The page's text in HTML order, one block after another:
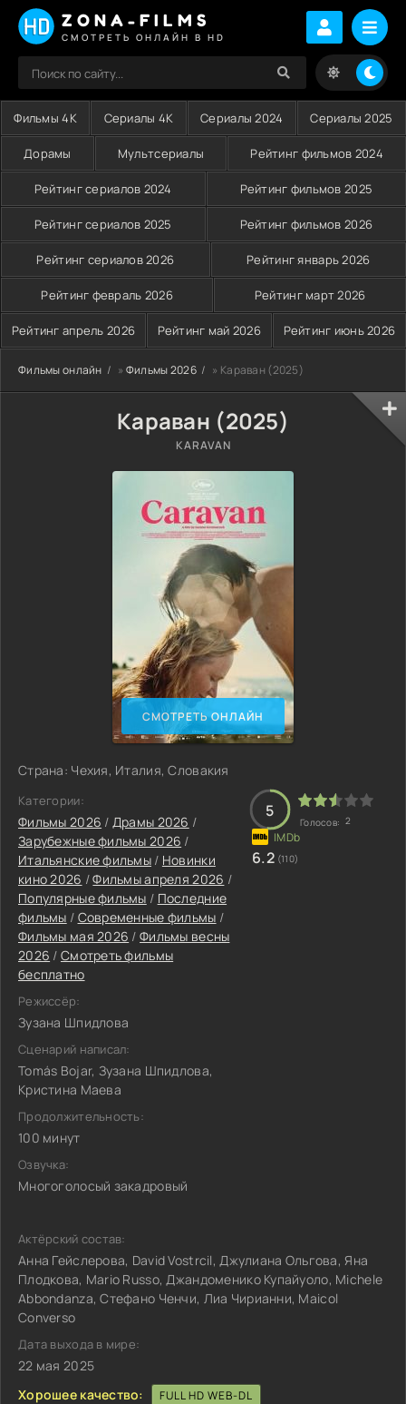
ZONA-FILMS
СМОТРЕТЬ ОНЛАЙН В HD
Фильмы 4K Сериалы 4K Сериалы 2024 Сериалы 2025
Дорамы Мультсериалы Рейтинг фильмов 2024
Рейтинг сериалов 2024 Рейтинг фильмов 2025
Рейтинг сериалов 2025 Рейтинг фильмов 2026
Рейтинг сериалов 2026 Рейтинг январь 2026
Рейтинг февраль 2026 Рейтинг март 2026
Рейтинг апрель 2026 Рейтинг май 2026 Рейтинг июнь 2026
Фильмы онлайн » Фильмы 2026 » Караван (2025)
Караван (2025)
KARAVAN
СМОТРЕТЬ ОНЛАЙН
Страна: Чехия, Италия, Словакия
Категории:
Фильмы 2026 / Драмы 2026 /
Зарубежные фильмы 2026 /
Итальянские фильмы / Новинки
кино 2026 /Фильмы апреля 2026 /
Популярные фильмы / Последние
фильмы / Современные фильмы /
Фильмы мая 2026 /Фильмы весны
2026 / Смотреть фильмы
бесплатно
Режиссёр:
Зузана Шпидлова
Сценарий написал:
Tomás Bojar, Зузана Шпидлова,
Кристина Маева
Продолжительность:
100 минут
Озвучка:
Многоголосый закадровый
5
Голосов: 2
6.2 (110)
Актёрский состав:
Анна Гейслерова, David Vostrcil, Джулиана Ольгова, Яна
Плодкова, Mario Russo, Джандоменико Купайуоло, Michele
Abbondanza, Стефано Ченчи, Лиа Чирианни, Maicol
Converso
Дата выхода в мире:
22 мая 2025
Хорошее качество:
FULL HD WEB-DL